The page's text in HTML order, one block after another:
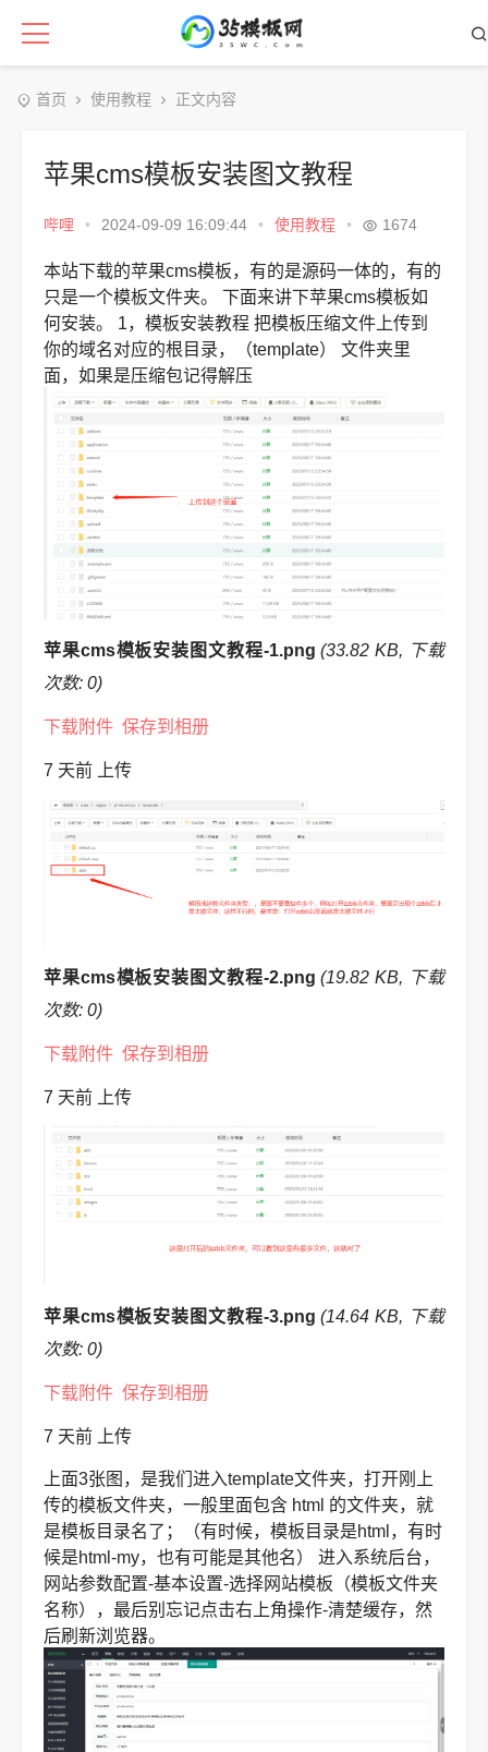
首页 使用教程 正文内容
苹果cms模板安装图文教程
哔哩 • 2024-09-09 16:09:44 • 使用教程 • 1674
本站下载的苹果cms模板，有的是源码一体的，有的
只是一个模板文件夹。
下面来讲下苹果cms模板如
何安装。
1，模板安装教程 把模板压缩文件上传到
你的域名对应的根目录，（template） 文件夹里
面，如果是压缩包记得解压
苹果cms模板安装图文教程-1.png (33.82 KB, 下载
次数: 0)
下载附件 保存到相册
7 天前 上传
苹果cms模板安装图文教程-2.png (19.82 KB, 下载
次数: 0)
下载附件 保存到相册
7 天前 上传
苹果cms模板安装图文教程-3.png (14.64 KB, 下载
次数: 0)
下载附件 保存到相册
7 天前 上传
上面3张图，是我们进入template文件夹，打开刚上
传的模板文件夹，一般里面包含 html 的文件夹，就
是模板目录名了；（有时候，模板目录是html，有时
候是html-my，也有可能是其他名）
进入系统后台，
网站参数配置-基本设置-选择网站模板（模板文件夹
名称），最后别忘记点击右上角操作-清楚缓存，然
后刷新浏览器。